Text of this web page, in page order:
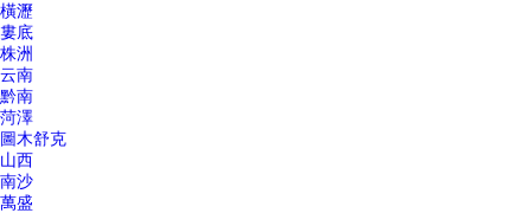
橫瀝
婁底
株洲
云南
黔南
菏澤
圖木舒克
山西
南沙
萬盛